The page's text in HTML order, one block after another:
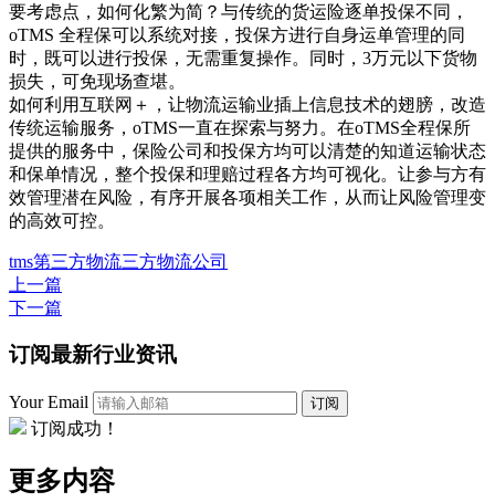
要考虑点，如何化繁为简？与传统的货运险逐单投保不同，
oTMS 全程保可以系统对接，投保方进行自身运单管理的同
时，既可以进行投保，无需重复操作。同时，3万元以下货物
损失，可免现场查堪。
如何利用互联网＋，让物流运输业插上信息技术的翅膀，改造
传统运输服务，oTMS一直在探索与努力。在oTMS全程保所
提供的服务中，保险公司和投保方均可以清楚的知道运输状态
和保单情况，整个投保和理赔过程各方均可视化。让参与方有
效管理潜在风险，有序开展各项相关工作，从而让风险管理变
的高效可控。
tms第三方物流三方物流公司
上一篇
下一篇
订阅最新行业资讯
Your Email 订阅
订阅成功！
更多内容